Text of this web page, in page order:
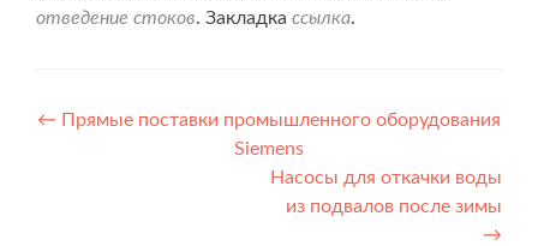
отведение стоков. Закладка ссылка.
Навигация
← Прямые поставки промышленного оборудования
Siemens
Насосы для откачки воды
из подвалов после зимы
→